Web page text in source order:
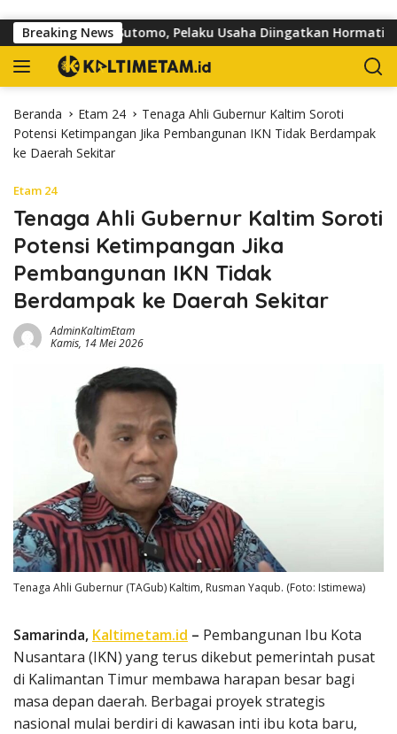
Breaking News
Jalan dr Sutomo, Pelaku Usaha Diingatkan Hormati Hak
Beranda Etam 24
Tenaga Ahli Gubernur Kaltim Soroti
Potensi Ketimpangan Jika Pembangunan IKN Tidak Berdampak
ke Daerah Sekitar
Etam 24
Tenaga Ahli Gubernur Kaltim Soroti
Potensi Ketimpangan Jika
Pembangunan IKN Tidak
Berdampak ke Daerah Sekitar
AdminKaltimEtam
Kamis, 14 Mei 2026
Tenaga Ahli Gubernur (TAGub) Kaltim, Rusman Yaqub. (Foto: Istimewa)
Samarinda, Kaltimetam.id – Pembangunan Ibu Kota
Nusantara (IKN) yang terus dikebut pemerintah pusat
di Kalimantan Timur membawa harapan besar bagi
masa depan daerah. Berbagai proyek strategis
nasional mulai berdiri di kawasan inti ibu kota baru,